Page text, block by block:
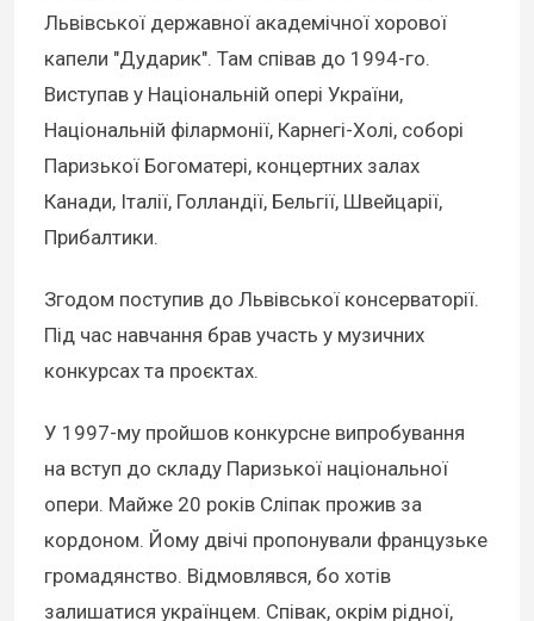
Львівської державної академічної хорової
капели "Дударик". Там співав до 1994-го.
Виступав у Національній опері України,
Національній філармонії, Карнегі-Холі, соборі
Паризької Богоматері, концертних залах
Канади, Італії, Голландії, Бельгії, Швейцарії,
Прибалтики.
Згодом поступив до Львівської консерваторії.
Під час навчання брав участь у музичних
конкурсах та проєктах.
У 1997-му пройшов конкурсне випробування
на вступ до складу Паризької національної
опери. Майже 20 років Сліпак прожив за
кордоном. Йому двічі пропонували французьке
громадянство. Відмовлявся, бо хотів
залишатися українцем. Співак, окрім рідної,